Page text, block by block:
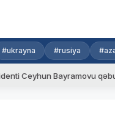
#ukrayna #rusiya
Bayramovu qəbul edib